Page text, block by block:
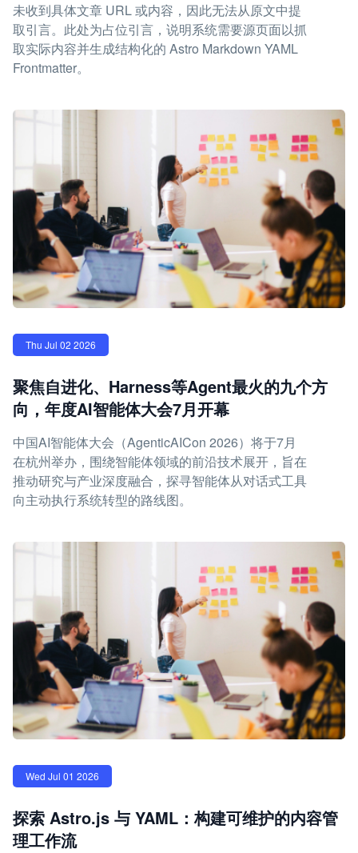
未收到具体文章 URL 或内容，因此无法从原文中提
取引言。此处为占位引言，说明系统需要源页面以抓
取实际内容并生成结构化的 Astro Markdown YAML
Frontmatter。
Thu Jul 02 2026
聚焦自进化、Harness等Agent最火的九个方
向，年度AI智能体大会7月开幕
中国AI智能体大会（AgenticAICon 2026）将于7月
在杭州举办，围绕智能体领域的前沿技术展开，旨在
推动研究与产业深度融合，探寻智能体从对话式工具
向主动执行系统转型的路线图。
Wed Jul 01 2026
探索 Astro.js 与 YAML：构建可维护的内容管
理工作流